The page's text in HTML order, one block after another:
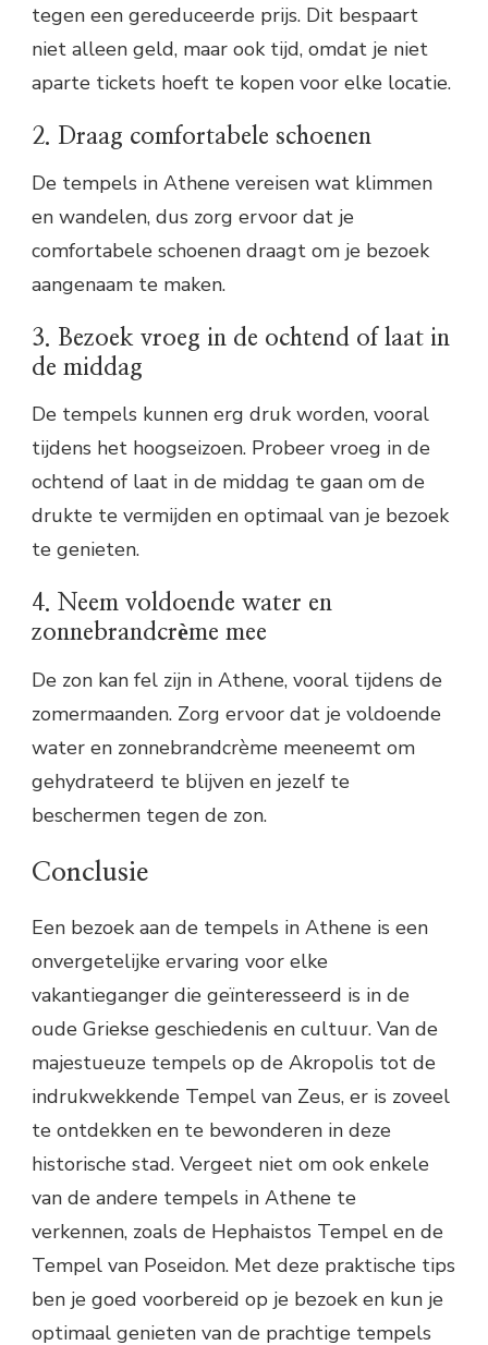
tegen een gereduceerde prijs. Dit bespaart
niet alleen geld, maar ook tijd, omdat je niet
aparte tickets hoeft te kopen voor elke locatie.
2. Draag comfortabele schoenen
De tempels in Athene vereisen wat klimmen
en wandelen, dus zorg ervoor dat je
comfortabele schoenen draagt om je bezoek
aangenaam te maken.
3. Bezoek vroeg in de ochtend of laat in
de middag
De tempels kunnen erg druk worden, vooral
tijdens het hoogseizoen. Probeer vroeg in de
ochtend of laat in de middag te gaan om de
drukte te vermijden en optimaal van je bezoek
te genieten.
4. Neem voldoende water en
zonnebrandcrème mee
De zon kan fel zijn in Athene, vooral tijdens de
zomermaanden. Zorg ervoor dat je voldoende
water en zonnebrandcrème meeneemt om
gehydrateerd te blijven en jezelf te
beschermen tegen de zon.
Conclusie
Een bezoek aan de tempels in Athene is een
onvergetelijke ervaring voor elke
vakantieganger die geïnteresseerd is in de
oude Griekse geschiedenis en cultuur. Van de
majestueuze tempels op de Akropolis tot de
indrukwekkende Tempel van Zeus, er is zoveel
te ontdekken en te bewonderen in deze
historische stad. Vergeet niet om ook enkele
van de andere tempels in Athene te
verkennen, zoals de Hephaistos Tempel en de
Tempel van Poseidon. Met deze praktische tips
ben je goed voorbereid op je bezoek en kun je
optimaal genieten van de prachtige tempels